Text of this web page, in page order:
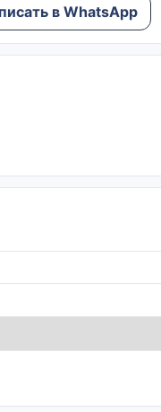
в WhatsApp